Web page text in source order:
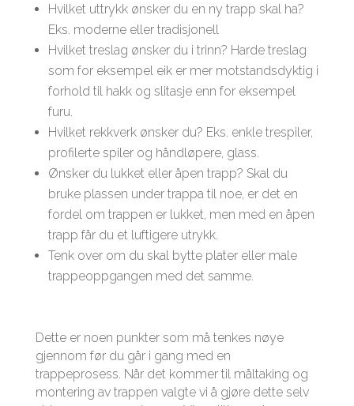
Hvilket uttrykk ønsker du en ny trapp skal ha?
Eks. moderne eller tradisjonell
Hvilket treslag ønsker du i trinn? Harde treslag
som for eksempel eik er mer motstandsdyktig i
forhold til hakk og slitasje enn for eksempel
furu.
Hvilket rekkverk ønsker du? Eks. enkle trespiler,
profilerte spiler og håndløpere, glass.
Ønsker du lukket eller åpen trapp? Skal du
bruke plassen under trappa til noe, er det en
fordel om trappen er lukket, men med en åpen
trapp får du et luftigere utrykk.
Tenk over om du skal bytte plater eller male
trappeoppgangen med det samme.
Dette er noen punkter som må tenkes nøye
gjennom før du går i gang med en
trappeprosess. Når det kommer til måltaking og
montering av trappen valgte vi å gjøre dette selv